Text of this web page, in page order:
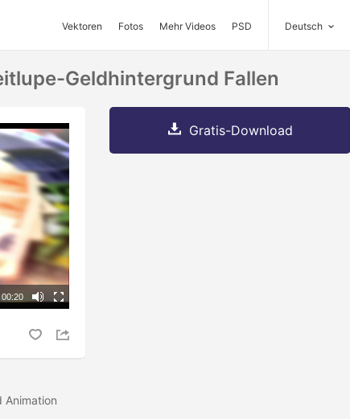
Vektoren Fotos Mehr Videos PSD Deutsch
Geldhintergrund Fallen
00:20
Animation
Gratis-Download